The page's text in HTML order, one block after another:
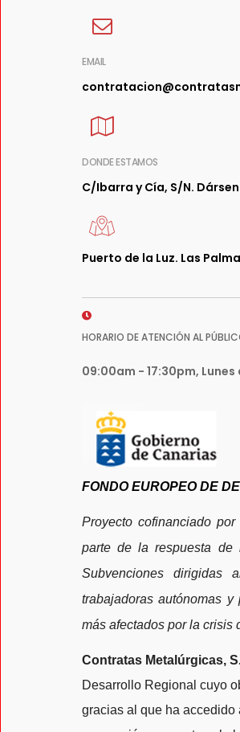
EMAIL
DONDE ESTAMOS
C/Ibarra y Cía, S/N.
Puerto de la Luz. Las
HORARIO DE ATENCIÓN AL
09:00am - 17:30pm, Lunes
FONDO EUROPEO DE
Proyecto cofinanciado
parte de la respuesta
Subvenciones dirigidas
trabajadoras autónomas
más afectados por la crisis
Contratas Metalúrgicas,
Desarrollo Regional cuyo
gracias al que ha accedido